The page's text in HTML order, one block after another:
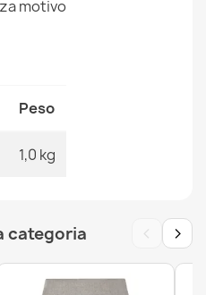
per cucina, antiscivolo -
Kabis_21284
motivo
Peso
1,0 kg
categoria ‹ ›